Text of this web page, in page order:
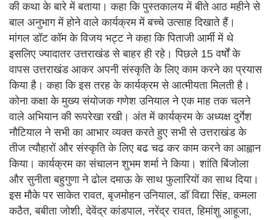
की कथा के बारे में बताया। कहा कि पुस्तकालय में बीते आठ महीने से
बाल अनुभाग में होने वाले कार्यक्रम में बच्चे उत्साह दिखाते हैं।
मांगल डॉट कॉम के विजय भट्ट ने कहा कि पिताजी आर्मी में थे
इसलिए ज्यादातर उत्तराखंड से बाहर ही रहे। पिछले 15 वर्षों के
वापस उत्तराखंड आकर अपनी संस्कृति के लिए काम करने का प्रयास
किया है। कहा कि इस तरह के कार्यक्रम से आत्मीयता मिलती है।
कोना कक्षा के मुख्य संयोजक गणेश उनियाल ने एक माह तक चलने
वाले अभियान की रूपरेखा रखी। अंत में कार्यक्रम के अध्यक्ष दुर्गेश
नौटियाल ने सभी का आभार व्यक्त करते हुए सभी से उत्तराखंड के
तीज त्यौहारों और संस्कृति के लिए बढ चढ कर काम करने का आह्वान
किया। कार्यक्रम का संचालन शुभम शर्मा ने किया। शांति बिंजोला
और सुनीता बहुगुणा ने ढोल दमाऊ के साथ फुलारियों का साथ दिया।
इस मौके पर साकेत रावत, बृजमोहन उनियाल, डॉ विद्या सिंह, कमला
कठैत, बबीता जोशी, देवेंद्र कांडपाल, नरेंद्र रावत, हिमांशु आहूजा,